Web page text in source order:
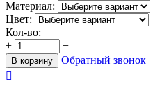
Материал:
Цвет:
Кол-во:
+
−
В корзину
Обратный звонок
